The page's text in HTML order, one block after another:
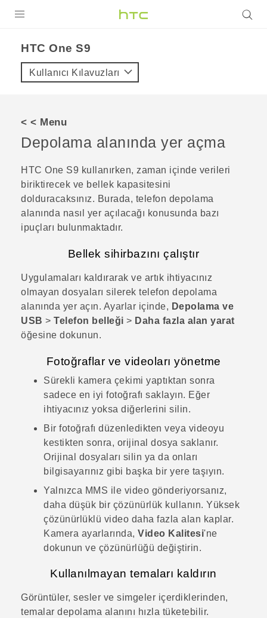
VIVE
VIVERSE
DESTEK
HTC One S9‎
Kullanıcı Kılavuzları
< < Menu
Depolama alanında yer açma
HTC One S9‍ kullanırken, zaman içinde verileri
biriktirecek ve bellek kapasitesini
dolduracaksınız. Burada, telefon depolama
alanında nasıl yer açılacağı konusunda bazı
ipuçları bulunmaktadır.
Bellek sihirbazını çalıştır
Uygulamaları kaldırarak ve artık ihtiyacınız
olmayan dosyaları silerek telefon depolama
alanında yer açın. Ayarlar içinde, Depolama ve
USB > Telefon belleği > Daha fazla alan yarat
öğesine dokunun.
Fotoğraflar ve videoları yönetme
Sürekli kamera çekimi yaptıktan sonra
sadece en iyi fotoğrafı saklayın. Eğer
ihtiyacınız yoksa diğerlerini silin.
Bir fotoğrafı düzenledikten veya videoyu
kestikten sonra, orijinal dosya saklanır.
Orijinal dosyaları silin ya da onları
bilgisayarınız gibi başka bir yere taşıyın.
Yalnızca MMS ile video gönderiyorsanız,
daha düşük bir çözünürlük kullanın. Yüksek
çözünürlüklü video daha fazla alan kaplar.
Kamera ayarlarında, Video Kalitesi'ne
dokunun ve çözünürlüğü değiştirin.
Kullanılmayan temaları kaldırın
Görüntüler, sesler ve simgeler içerdiklerinden,
temalar depolama alanını hızla tüketebilir.